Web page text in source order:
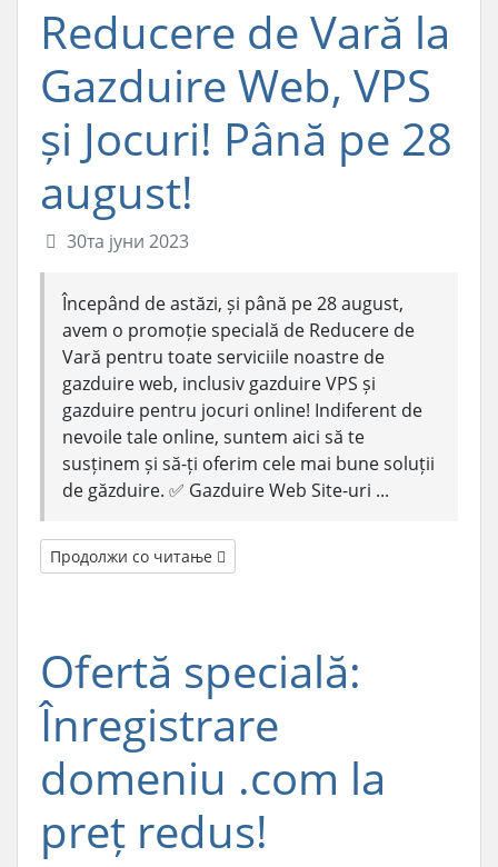
Reducere de Vară la
Gazduire Web, VPS
și Jocuri! Până pe 28
august!
30та јуни 2023
Începând de astăzi, și până pe 28 august,
avem o promoție specială de Reducere de
Vară pentru toate serviciile noastre de
gazduire web, inclusiv gazduire VPS și
gazduire pentru jocuri online! Indiferent de
nevoile tale online, suntem aici să te
susținem și să-ți oferim cele mai bune soluții
de găzduire. ✅ Gazduire Web Site-uri ...
Продолжи со читање
Ofertă specială:
Înregistrare
domeniu .com la
preț redus!